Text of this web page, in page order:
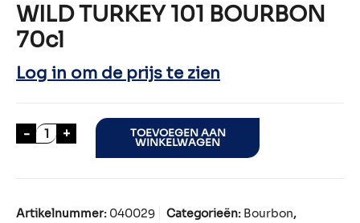
WILD TURKEY 101 BOURBON
70cl
Log in om de prijs te zien
- WILD TURKEY 101 BOURBON 70cl aantal
+ TOEVOEGEN AAN
WINKELWAGEN
Artikelnummer: 040029 Categorieën: Bourbon,